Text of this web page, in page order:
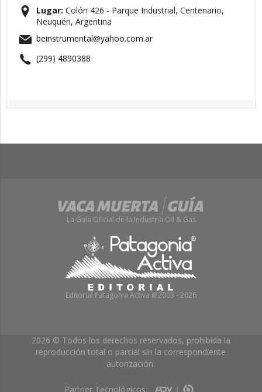
Lugar: Colón 426 - Parque Industrial, Centenario,
Neuquén, Argentina
beinstrumental@yahoo.com.ar
(299) 4890388
La Guía Oficial de la Industria Oil & Gas
Editorial Patagonia Activa @2003 - 2026
2026 © Todos los derechos reservados, prohibida la
reproducción total o parcial sin la correspondiente
autorización.
Partner Tecnológicos: